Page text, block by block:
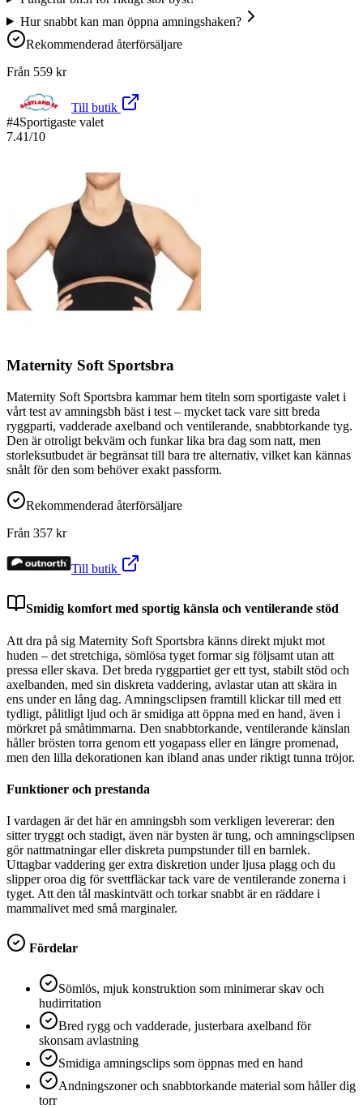
Hur snabbt kan man öppna amningshaken?
Rekommenderad återförsäljare
Från 559 kr
Till butik
#4Sportigaste valet
7.41/10
Maternity Soft Sportsbra
Maternity Soft Sportsbra kammar hem titeln som sportigaste valet i
vårt test av amningsbh bäst i test – mycket tack vare sitt breda
ryggparti, vadderade axelband och ventilerande, snabbtorkande tyg.
Den är otroligt bekväm och funkar lika bra dag som natt, men
storleksutbudet är begränsat till bara tre alternativ, vilket kan kännas
snålt för den som behöver exakt passform.
Rekommenderad återförsäljare
Från 357 kr
Till butik
Smidig komfort med sportig känsla och ventilerande stöd
Att dra på sig Maternity Soft Sportsbra känns direkt mjukt mot
huden – det stretchiga, sömlösa tyget formar sig följsamt utan att
pressa eller skava. Det breda ryggpartiet ger ett tyst, stabilt stöd och
axelbanden, med sin diskreta vaddering, avlastar utan att skära in
ens under en lång dag. Amningsclipsen framtill klickar till med ett
tydligt, pålitligt ljud och är smidiga att öppna med en hand, även i
mörkret på småtimmarna. Den snabbtorkande, ventilerande känslan
håller brösten torra genom ett yogapass eller en längre promenad,
men den lilla dekorationen kan ibland anas under riktigt tunna tröjor.
Funktioner och prestanda
I vardagen är det här en amningsbh som verkligen levererar: den
sitter tryggt och stadigt, även när bysten är tung, och amningsclipsen
gör nattmatningar eller diskreta pumpstunder till en barnlek.
Uttagbar vaddering ger extra diskretion under ljusa plagg och du
slipper oroa dig för svettfläckar tack vare de ventilerande zonerna i
tyget. Att den tål maskintvätt och torkar snabbt är en räddare i
mammalivet med små marginaler.
Fördelar
Sömlös, mjuk konstruktion som minimerar skav och
hudirritation
Bred rygg och vadderade, justerbara axelband för
skonsam avlastning
Smidiga amningsclips som öppnas med en hand
Andningszoner och snabbtorkande material som håller dig
torr